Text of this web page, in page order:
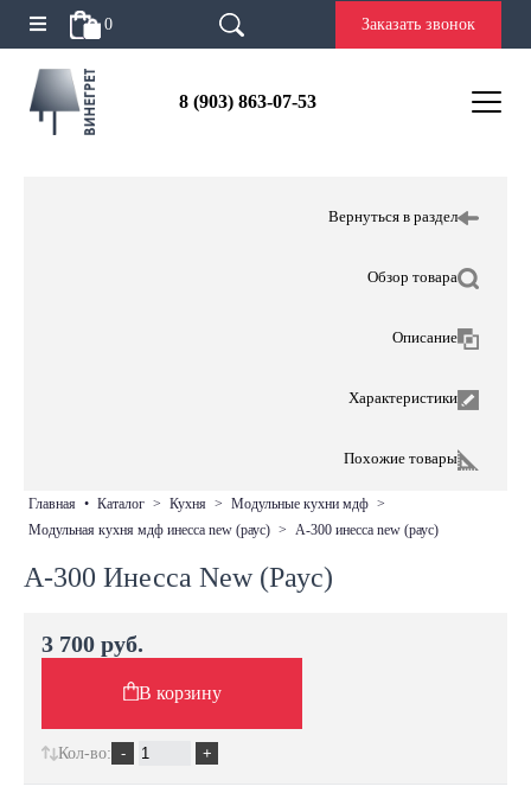
0 Заказать звонок
8 (903) 863-07-53
Вернуться в раздел
Обзор товара
Описание
Характеристики
Похожие товары
главная • каталог > кухня > модульные кухни мдф >
модульная кухня мдф инесса new (раус) > а-300 инесса new (раус)
А-300 Инесса New (Раус)
3 700 руб.
В корзину
Кол-во: